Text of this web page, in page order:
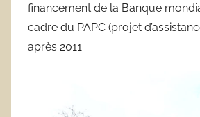
n
d
financement de la Banque
cadre du PAPC (projet
après 2011.